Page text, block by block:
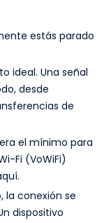
estás parado
ideal. Una señal
desde
de
el mínimo para
Fi (VoWiFi)
la conexión se
dispositivo